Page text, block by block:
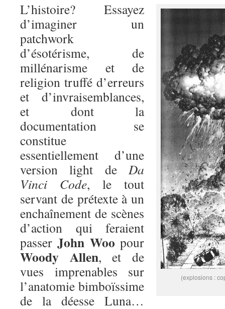
(explosions :
L’histoire? Essayez
d’imaginer un
patchwork
d’ésotérisme, de
millénarisme et de
religion truffé d’erreurs
et d’invraisemblances,
et dont la
documentation se
constitue
essentiellement d’une
version light de Da
Vinci Code, le tout
servant de prétexte à un
enchaînement de scènes
d’action qui feraient
passerJohn Woo pour
Woody Allen, et de
vues imprenables sur
l’anatomie bimboïssime
de la déesse Luna…